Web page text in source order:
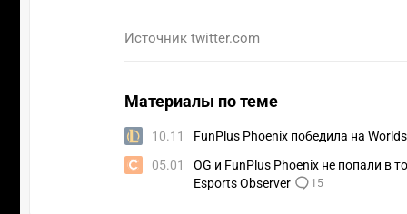
Источник twitter.com
Материалы по теме
10.11
FunPlus Phoenix победила на
05.01
OG и FunPlus Phoenix не попали в
Esports Observer
15